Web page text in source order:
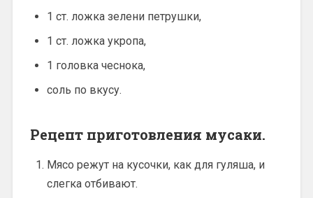
1 ст. ложка зелени петрушки,
1 ст. ложка укропа,
1 головка чеснока,
соль по вкусу.
Рецепт приготовления мусаки.
Мясо режут на кусочки, как для гуляша, и
слегка отбивают.